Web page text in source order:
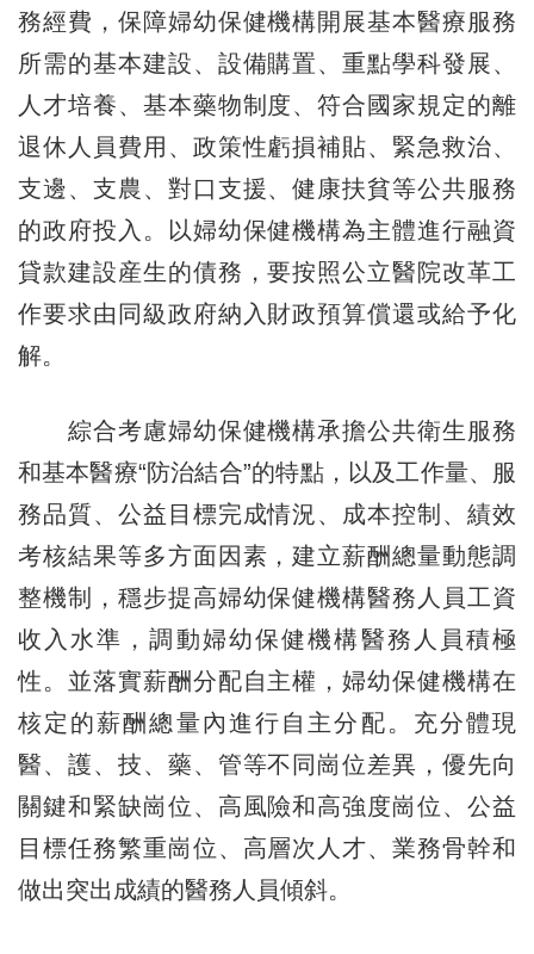
務經費，保障婦幼保健機構開展基本醫療服務
所需的基本建設、設備購置、重點學科發展、
人才培養、基本藥物制度、符合國家規定的離
退休人員費用、政策性虧損補貼、緊急救治、
支邊、支農、對口支援、健康扶貧等公共服務
的政府投入。以婦幼保健機構為主體進行融資
貸款建設産生的債務，要按照公立醫院改革工
作要求由同級政府納入財政預算償還或給予化
解。
綜合考慮婦幼保健機構承擔公共衛生服務
和基本醫療“防治結合”的特點，以及工作量、服
務品質、公益目標完成情況、成本控制、績效
考核結果等多方面因素，建立薪酬總量動態調
整機制，穩步提高婦幼保健機構醫務人員工資
收入水準，調動婦幼保健機構醫務人員積極
性。並落實薪酬分配自主權，婦幼保健機構在
核定的薪酬總量內進行自主分配。充分體現
醫、護、技、藥、管等不同崗位差異，優先向
關鍵和緊缺崗位、高風險和高強度崗位、公益
目標任務繁重崗位、高層次人才、業務骨幹和
做出突出成績的醫務人員傾斜。